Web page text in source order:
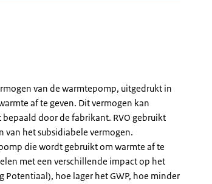
van de warmtepomp, uitgedrukt in
af te geven. Dit vermogen kan
door de fabrikant. RVO gebruikt
het subsidiabele vermogen.
die wordt gebruikt om warmte af te
met een verschillende impact op het
Potentiaal), hoe lager het GWP, hoe minder